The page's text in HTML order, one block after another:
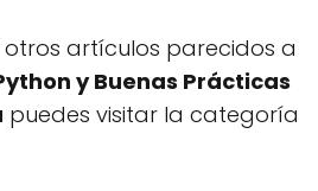
otros artículos parecidos a
y Buenas Prácticas
puedes visitar la categoría